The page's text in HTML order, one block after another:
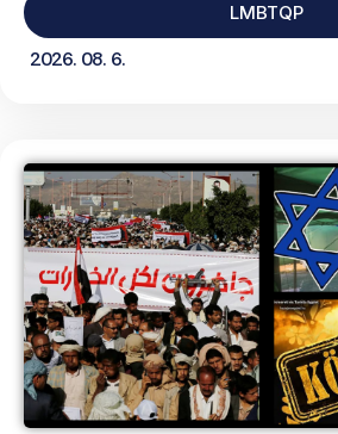
LMBTQP
2026. 08. 6.